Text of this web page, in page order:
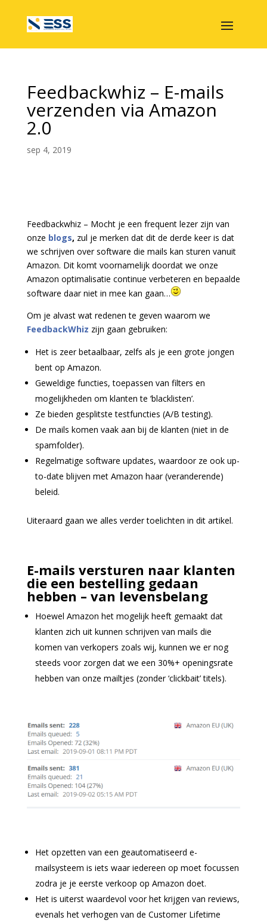
Feedbackwhiz – E-mails
verzenden via Amazon
2.0
sep 4, 2019
Feedbackwhiz – Mocht je een frequent lezer zijn van
onze blogs, zul je merken dat dit de derde keer is dat
we schrijven over software die mails kan sturen vanuit
Amazon. Dit komt voornamelijk doordat we onze
Amazon optimalisatie continue verbeteren en bepaalde
software daar niet in mee kan gaan…
Om je alvast wat redenen te geven waarom we
FeedbackWhiz zijn gaan gebruiken:
Het is zeer betaalbaar, zelfs als je een grote jongen
bent op Amazon.
Geweldige functies, toepassen van filters en
mogelijkheden om klanten te ‘blacklisten’.
Ze bieden gesplitste testfuncties (A/B testing).
De mails komen vaak aan bij de klanten (niet in de
spamfolder).
Regelmatige software updates, waardoor ze ook up-
to-date blijven met Amazon haar (veranderende)
beleid.
Uiteraard gaan we alles verder toelichten in dit artikel.
E-mails versturen naar klanten
die een bestelling gedaan
hebben – van levensbelang
Hoewel Amazon het mogelijk heeft gemaakt dat
klanten zich uit kunnen schrijven van mails die
komen van verkopers zoals wij, kunnen we er nog
steeds voor zorgen dat we een 30%+ openingsrate
hebben van onze mailtjes (zonder ‘clickbait’ titels).
Het opzetten van een geautomatiseerd e-
mailsysteem is iets waar iedereen op moet focussen
zodra je je eerste verkoop op Amazon doet.
Het is uiterst waardevol voor het krijgen van reviews,
evenals het verhogen van de Customer Lifetime